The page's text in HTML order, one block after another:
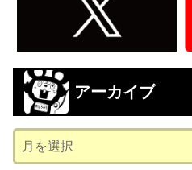
アーカイブ
ー